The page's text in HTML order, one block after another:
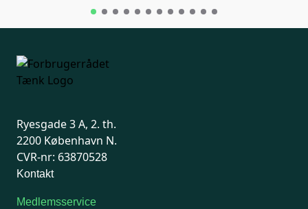
Ryesgade 3 A, 2. th.
2200 København N.
CVR-nr: 63870528
Kontakt
Medlemsservice